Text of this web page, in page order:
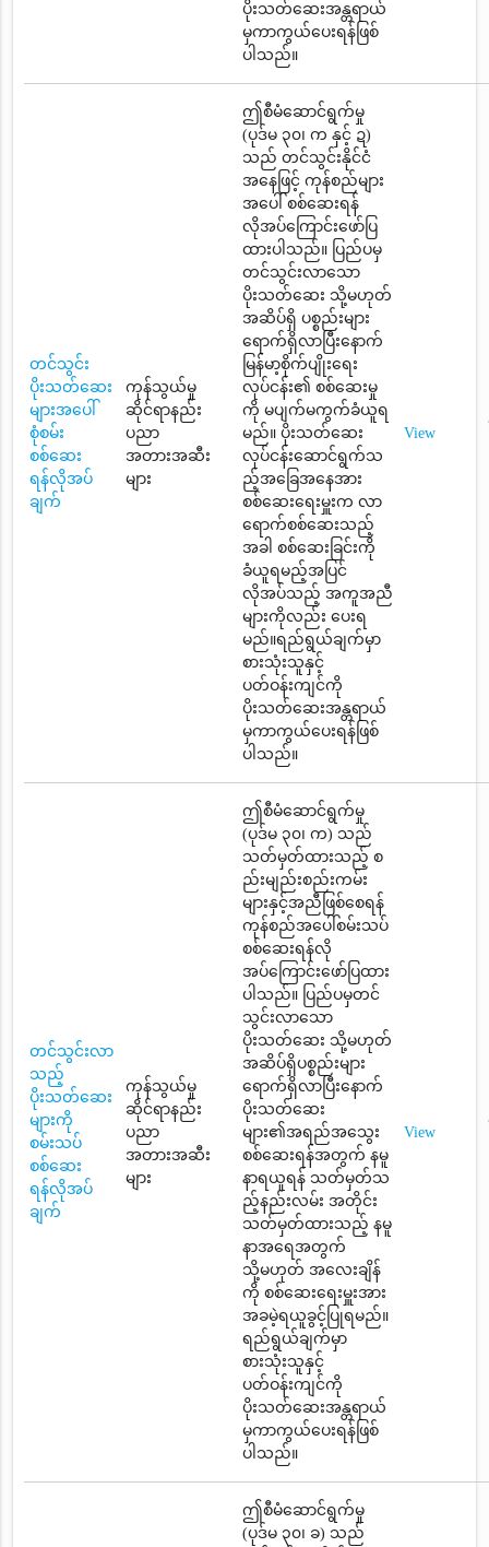
ပိုးသတ်ဆေးအန္တရာယ်
မှကာကွယ်ပေးရန်ဖြစ်
ပါသည်။
တင်သွင်း
ပိုးသတ်ဆေး
များအပေါ်
စုံစမ်း
စစ်ဆေး
ရန်လိုအပ်
ချက်
ကုန်သွယ်မှု
ဆိုင်ရာနည်း
ပညာ
အတားအဆီး
များ
ဤစီမံဆောင်ရွက်မှု
(ပုဒ်မ ၃၀၊ က နှင့် ဍ)
သည် တင်သွင်းနိုင်ငံ
အနေဖြင့် ကုန်စည်များ
အပေါ် စစ်ဆေးရန်
လိုအပ်ကြောင်းဖော်ပြ
ထားပါသည်။ ပြည်ပမှ
တင်သွင်းလာသော
ပိုးသတ်ဆေး သို့မဟုတ်
အဆိပ်ရှိ ပစ္စည်းများ
ရောက်ရှိလာပြီးနောက်
မြန်မာ့စိုက်ပျိုးရေး
လုပ်ငန်း၏ စစ်ဆေးမှု
ကို မပျက်မကွက်ခံယူရ
မည်။ ပိုးသတ်ဆေး
လုပ်ငန်းဆောင်ရွက်သ
ည့်အခြေအနေအား
စစ်ဆေးရေးမှူးက လာ
ရောက်စစ်ဆေးသည့်
အခါ စစ်ဆေးခြင်းကို
ခံယူရမည့်အပြင်
လိုအပ်သည့် အကူအညီ
များကိုလည်း ပေးရ
မည်။ရည်ရွယ်ချက်မှာ
စားသုံးသူနှင့်
ပတ်ဝန်းကျင်ကို
ပိုးသတ်ဆေးအန္တရာယ်
မှကာကွယ်ပေးရန်ဖြစ်
ပါသည်။
View
တင်သွင်းလာ
သည့်
ပိုးသတ်ဆေး
များကို
စမ်းသပ်
စစ်ဆေး
ရန်လိုအပ်
ချက်
ကုန်သွယ်မှု
ဆိုင်ရာနည်း
ပညာ
အတားအဆီး
များ
ဤစီမံဆောင်ရွက်မှု
(ပုဒ်မ ၃၀၊ က) သည်
သတ်မှတ်ထားသည့် စ
ည်းမျည်းစည်းကမ်း
များနှင့်အညီဖြစ်စေရန်
ကုန်စည်အပေါ်စမ်းသပ်
စစ်ဆေးရန်လို
အပ်ကြောင်းဖော်ပြထား
ပါသည်။ ပြည်ပမှတင်
သွင်းလာသော
ပိုးသတ်ဆေး သို့မဟုတ်
အဆိပ်ရှိပစ္စည်းများ
ရောက်ရှိလာပြီးနောက်
ပိုးသတ်ဆေး
များ၏အရည်အသွေး
စစ်ဆေးရန်အတွက် နမူ
နာရယူရန် သတ်မှတ်သ
ည့်နည်းလမ်း အတိုင်း
သတ်မှတ်ထားသည့် နမူ
နာအရေအတွက်
သို့မဟုတ် အလေးချိန်
ကို စစ်ဆေးရေးမှူးအား
အခမဲ့ရယူခွင့်ပြုရမည်။
ရည်ရွယ်ချက်မှာ
စားသုံးသူနှင့်
ပတ်ဝန်းကျင်ကို
ပိုးသတ်ဆေးအန္တရာယ်
မှကာကွယ်ပေးရန်ဖြစ်
ပါသည်။
View
ဤစီမံဆောင်ရွက်မှု
(ပုဒ်မ ၃၀၊ ခ) သည်